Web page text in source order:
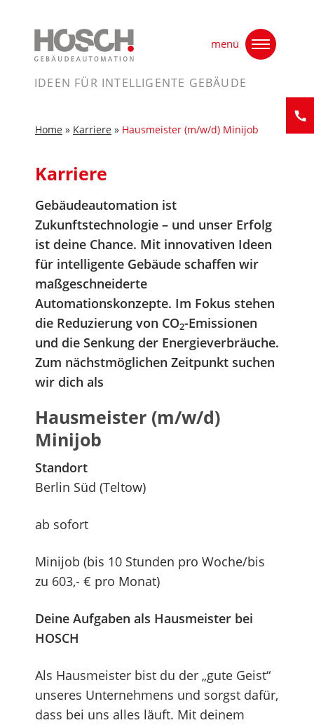
content
IDEEN FÜR INTELLIGENTE GEBÄUDE
menü
Home » Karriere » Hausmeister (m/w/d) Minijob
Karriere
Gebäudeautomation ist
Zukunftstechnologie – und unser Erfolg
ist deine Chance. Mit innovativen Ideen
für intelligente Gebäude schaffen wir
maßgeschneiderte
Automationskonzepte. Im Fokus stehen
die Reduzierung von CO2-Emissionen
und die Senkung der Energieverbräuche.
Zum nächstmöglichen Zeitpunkt suchen
wir dich als
Hausmeister (m/w/d)
Minijob
Standort
Berlin Süd (Teltow)
ab sofort
Minijob (bis 10 Stunden pro Woche/bis
zu 603,- € pro Monat)
Deine Aufgaben als Hausmeister bei
HOSCH
Als Hausmeister bist du der „gute Geist“
unseres Unternehmens und sorgst dafür,
dass bei uns alles läuft. Mit deinem